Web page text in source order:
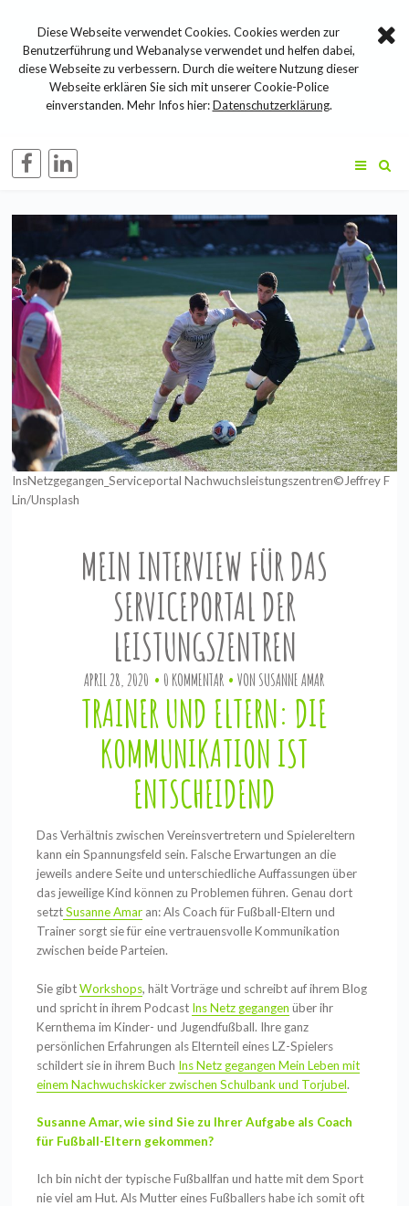
InsNetzgegangen_Serviceportal Nachwuchsleistungszentren©Jeffrey F
Lin/Unsplash
MEIN INTERVIEW FÜR DAS
SERVICEPORTAL DER
LEISTUNGSZENTREN
APRIL 28, 2020 0 KOMMENTAR VON SUSANNE AMAR
TRAINER UND ELTERN: DIE
KOMMUNIKATION IST
ENTSCHEIDEND
Das Verhältnis zwischen Vereinsvertretern und Spielereltern
kann ein Spannungsfeld sein. Falsche Erwartungen an die
jeweils andere Seite und unterschiedliche Auffassungen über
das jeweilige Kind können zu Problemen führen. Genau dort
setztSusanne Amar an: Als Coach für Fußball-Eltern und
Trainer sorgt sie für eine vertrauensvolle Kommunikation
zwischen beide Parteien.
Sie gibtWorkshops, hält Vorträge und schreibt auf ihrem Blog
und spricht in ihrem Podcast Ins Netz gegangen über ihr
Kernthema im Kinder- und Jugendfußball. Ihre ganz
persönlichen Erfahrungen als Elternteil eines LZ-Spielers
schildert sie in ihrem Buch Ins Netz gegangen Mein Leben mit
einem Nachwuchskicker zwischen Schulbank und Torjubel.
Susanne Amar, wie sind Sie zu Ihrer Aufgabe als Coach
für Fußball-Eltern gekommen?
Ich bin nicht der typische Fußballfan und hatte mit dem Sport
nie viel am Hut. Als Mutter eines Fußballers habe ich somit oft
Diese Webseite verwendet Cookies. Cookies werden zur
Benutzerführung und Webanalyse verwendet und helfen dabei,
diese Webseite zu verbessern. Durch die weitere Nutzung dieser
Webseite erklären Sie sich mit unserer Cookie-Police
einverstanden. Mehr Infos hier:Datenschutzerklärung.